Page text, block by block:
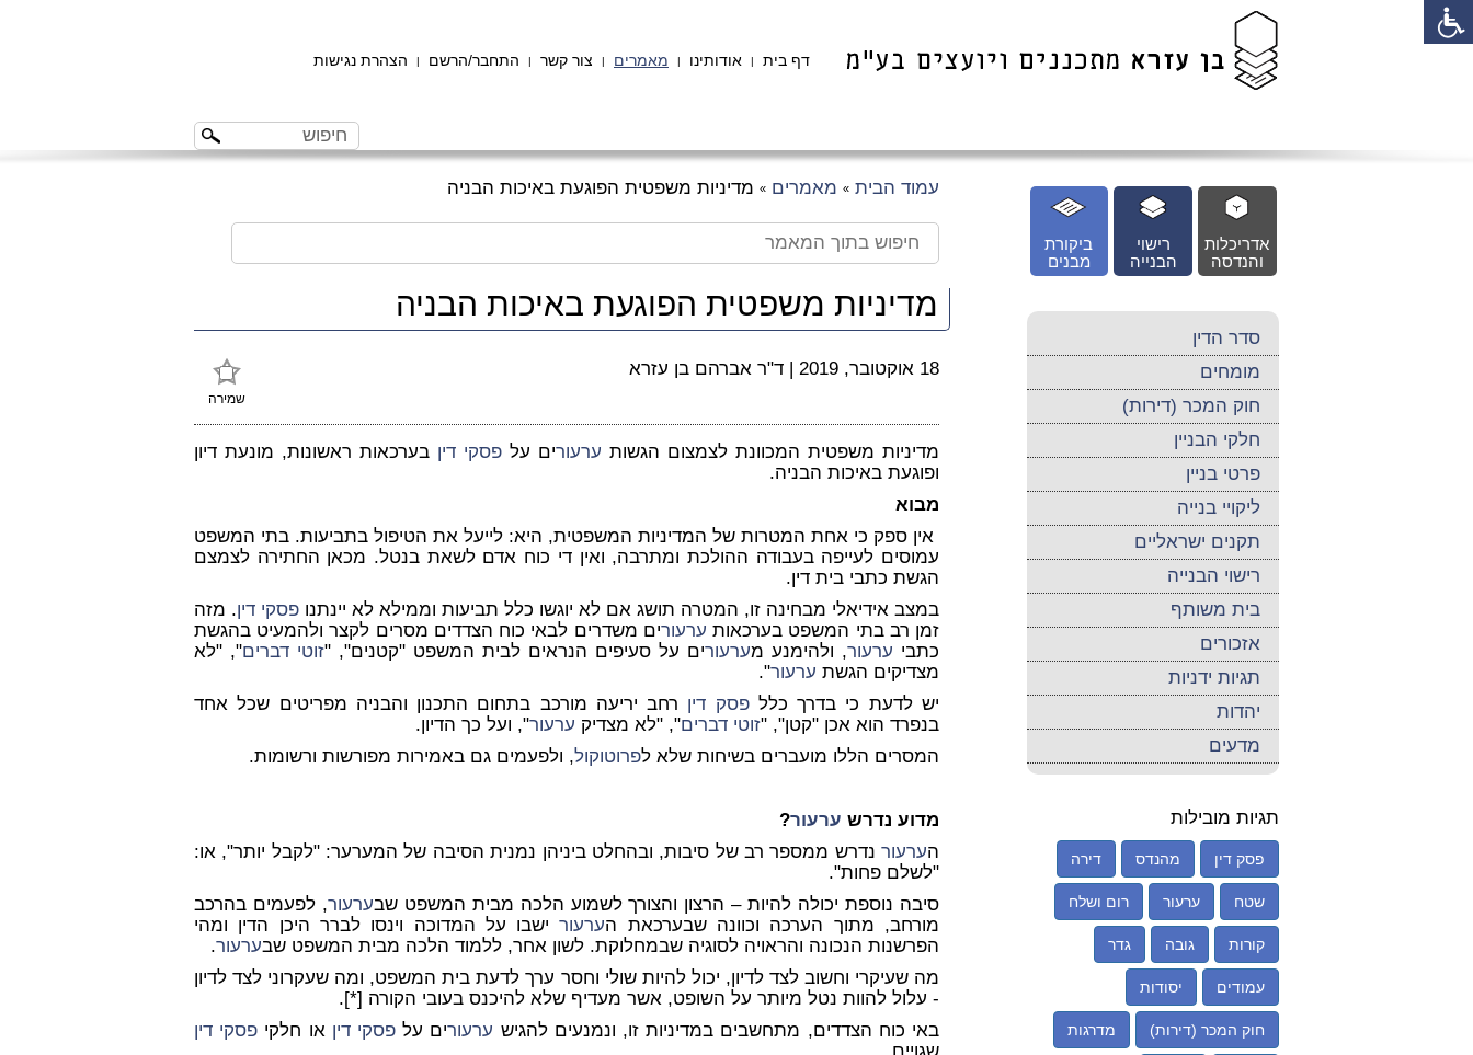
דף בית | אודותינו | מאמרים | צור קשר | התחבר/הרשם | הצהרת נגישות
עמוד הבית » מאמרים » מדיניות משפטית הפוגעת באיכות הבניה
מדיניות משפטית הפוגעת באיכות הבניה
שמירה
18 אוקטובר, 2019 | ד"ר אברהם בן עזרא
מדיניות משפטית המכוונת לצמצום הגשות ערעורים על פסקי דין בערכאות ראשונות, מונעת דיון
ופוגעת באיכות הבניה.
מבוא
אין ספק כי אחת המטרות של המדיניות המשפטית, היא: לייעל את הטיפול בתביעות. בתי המשפט
עמוסים לעייפה בעבודה ההולכת ומתרבה, ואין די כוח אדם לשאת בנטל. מכאן החתירה לצמצם
הגשת כתבי בית דין.
במצב אידיאלי מבחינה זו, המטרה תושג אם לא יוגשו כלל תביעות וממילא לא יינתנו פסקי דין. מזה
זמן רב בתי המשפט בערכאות ערעורים משדרים לבאי כוח הצדדים מסרים לקצר ולהמעיט בהגשת
כתבי ערעור, ולהימנע מערעורים על סעיפים הנראים לבית המשפט "קטנים", "זוטי דברים", "לא
מצדיקים הגשת ערעור".
יש לדעת כי בדרך כללפסק דין רחב יריעה מורכב בתחום התכנון והבניה מפריטים שכל אחד
בנפרד הוא אכן "קטן", "זוטי דברים", "לא מצדיק ערעור", ועל כך הדיון.
המסרים הללו מועברים בשיחות שלא לפרוטוקול, ולפעמים גם באמירות מפורשות ורשומות.
מדוע נדרש ערעור?
הערעור נדרש ממספר רב של סיבות, ובהחלט ביניהן נמנית הסיבה של המערער: "לקבל יותר", או:
"לשלם פחות".
סיבה נוספת יכולה להיות – הרצון והצורך לשמוע הלכה מבית המשפט שבערעור, לפעמים בהרכב
מורחב, מתוך הערכה וכוונה שבערכאת הערעורישבו על המדוכה וינסו לברר היכן הדין ומהי
הפרשנות הנכונה והראויה לסוגיה שבמחלוקת. לשון אחר, ללמוד הלכה מבית המשפט שבערעור.
מה שעיקרי וחשוב לצד לדיון, יכול להיות שולי וחסר ערך לדעת בית המשפט, ומה שעקרוני לצד לדיון
- עלול להוות נטל מיותר על השופט, אשר מעדיף שלא להיכנס בעובי הקורה [*].
באי כוח הצדדים, מתחשבים במדיניות זו, ונמנעים להגיש ערעורים על פסקי דין או חלקי פסקי דין
ביקורת
מבנים
רישוי
הבנייה
אדריכלות
והנדסה
סדר הדין
מומחים
חוק המכר (דירות)
חלקי הבניין
פרטי בניין
ליקויי בנייה
תקנים ישראליים
רישוי הבנייה
בית משותף
אזכורים
תגיות ידניות
יהדות
מדעים
תגיות מובילות
פסק דין מהנדס דירה
שטח ערעור רום ושלח
קורות גובה גדר
עמודים יסודות
חוק המכר (דירות) מדרגות